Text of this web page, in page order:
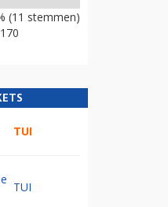
(11 stemmen)
TUI
TUI